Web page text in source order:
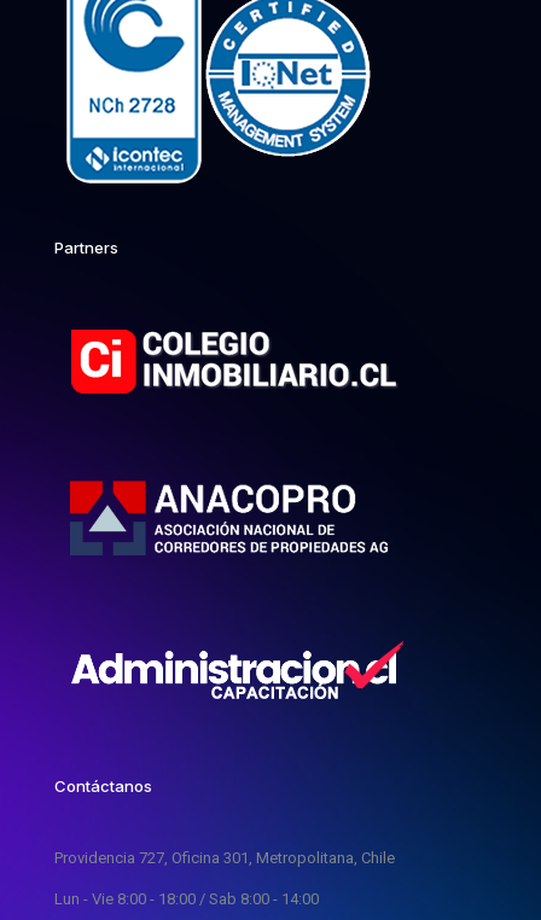
Partners
Contáctanos
Providencia 727, Oficina 301, Metropolitana, Chile
Lun - Vie 8:00 - 18:00 / Sab 8:00 - 14:00